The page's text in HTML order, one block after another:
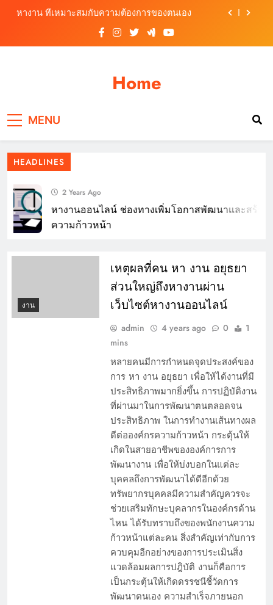
หางาน ที่เหมาะสมกับความต้องการของตนเอง
หางานสมุทรปราการ ต้องเตรียมตัวอย่างไรก่อน
สมัครงาน
หางานออนไลน์ ช่องทางเพิ่มโอกาสพัฒนาและสร้าง
หางาน ที่เหมาะสมกับความต้องการของตนเอง
หางานสมุทรปราการ ต้องเตรียมตัวอย่างไรก่อน
สมัครงาน
หางาน อย่างไรให้โดนใจผู้สมัครงาน
Home
MENU
HEADLINES
2 Years Ago
หางานออนไลน์ ช่องทางเพิ่มโอกาสพัฒนาและสร้าง
ความก้าวหน้า
งาน
เหตุผลที่คน หา งาน อยุธยา
ส่วนใหญ่ถึงหางานผ่าน
เว็บไซต์หางานออนไลน์
admin 4 years ago 0
1
mins
หลายคนมีการกำหนดจุดประสงค์ของ
การ หา งาน อยุธยา เพื่อให้ได้งานที่มี
ประสิทธิภาพมากยิ่งขึ้น การปฏิบัติงาน
ที่ผ่านมาในการพัฒนาตนตลอดจน
ประสิทธิภาพ ในการทำงานเส้นทางผล
ดีต่อองค์กรความก้าวหน้า กระตุ้นให้
เกิดในสายอาชีพขององค์การการ
พัฒนางาน เพื่อให้บ่งบอกในแต่ละ
บุคคลถึงการพัฒนาได้ดีอีกด้วย
ทรัพยากรบุคคลมีความสำคัญควรจะ
ช่วยเสริมทักษะบุคลากรในองค์กรด้าน
ไหน ได้รับทราบถึงของพนักงานความ
ก้าวหน้าแต่ละคน สิ่งสำคัญเท่ากับการ
ควบคุมอีกอย่างของการประเมินสิ่ง
แวดล้อมผลการปฎิบัติ งานก็คือการ
เป็นกระตุ้นให้เกิดดรรชนีชี้วัดการ
พัฒนาตนเอง ความสำเร็จภายนอก